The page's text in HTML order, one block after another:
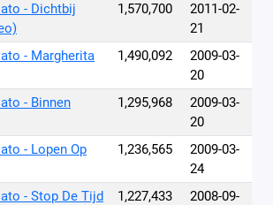
- Dichtbij
1,570,700
2011-02-
21
- Margherita 1,490,092
2009-03-
20
- Binnen 1,295,968
2009-03-
20
- Lopen Op
1,236,565
2009-03-
24
- Stop De Tijd 1,227,433
2008-09-